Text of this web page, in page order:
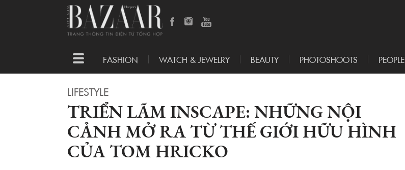
Toggle
navigation
FASHION WATCH & JEWELRY BEAUTY PHOTOSHOOTS PEOPLE
LIFESTYLE
TRIỂN LÃM INSCAPE: NHỮNG NỘI
CẢNH MỞ RA TỪ THẾ GIỚI HỮU HÌNH
CỦA TOM HRICKO